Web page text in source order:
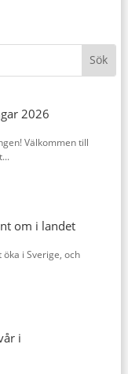
2026
Välkommen till
om i landet
i Sverige, och
i